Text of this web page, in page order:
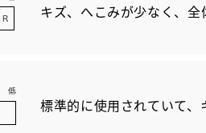
キズ、へこみが少なく、全
標準的に使用されていて、